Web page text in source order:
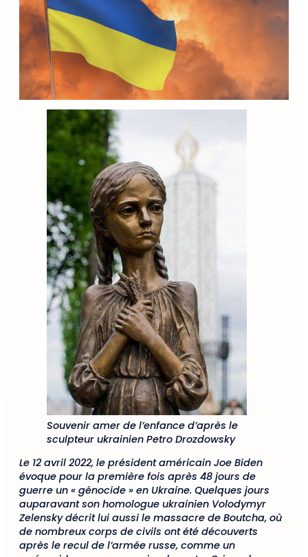
Souvenir amer de l’enfance d’après le
sculpteur ukrainien Petro Drozdowsky
Le 12 avril 2022, le président américain Joe Biden
évoque pour la première fois après 48 jours de
guerre un « génocide » en Ukraine. Quelques jours
auparavant son homologue ukrainien Volodymyr
Zelensky décrit lui aussi le massacre de Boutcha, où
de nombreux corps de civils ont été découverts
après le recul de l’armée russe, comme un